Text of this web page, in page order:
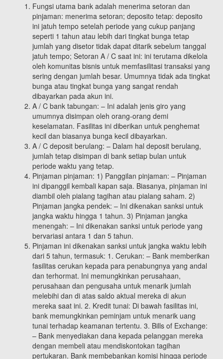
Fungsi utama bank adalah menerima setoran dan
pinjaman: menerima setoran; deposito tetap: deposito
ini jatuh tempo setelah periode yang cukup panjang
seperti 1 tahun atau lebih dari tingkat bunga tetap
jumlah yang disetor tidak dapat ditarik sebelum tanggal
jatuh tempo; Setoran A / C saat ini: ini terutama dikelola
oleh komunitas bisnis untuk memfasilitasi transaksi yang
sering dengan jumlah besar. Umumnya tidak ada tingkat
bunga atau tingkat bunga yang sangat rendah
dibayarkan pada akun ini.
A / C bank tabungan: – Ini adalah jenis giro yang
umumnya disimpan oleh orang-orang demi
keselamatan. Fasilitas ini diberikan untuk penghemat
kecil dan biasanya bunga kecil dibayarkan.
A / C deposit berulang: – Dalam hal deposit berulang,
jumlah tetap disimpan di bank setiap bulan untuk
periode waktu yang tetap.
Pinjaman pinjaman: 1) Panggilan pinjaman: – Pinjaman
ini dipanggil kembali kapan saja. Biasanya, pinjaman ini
diambil oleh pialang tagihan atau pialang saham. 2)
Pinjaman jangka pendek: – Ini dikenakan sanksi untuk
jangka waktu hingga 1 tahun. 3) Pinjaman jangka
menengah: – Ini dikenakan sanksi untuk periode yang
bervariasi antara 1 dan 5 tahun.
Pinjaman ini dikenakan sanksi untuk jangka waktu lebih
dari 5 tahun, termasuk: 1. Cerukan: – Bank memberikan
fasilitas cerukan kepada para penabungnya yang andal
dan terhormat. Ini memungkinkan perusahaan,
perusahaan dan pengusaha untuk menarik jumlah
melebihi dan di atas saldo aktual mereka di akun
mereka saat ini. 2. Kredit tunai: Di bawah fasilitas ini,
bank memungkinkan peminjam untuk menarik uang
tunai terhadap keamanan tertentu. 3. Bills of Exchange:
– Bank menyediakan dana kepada pelanggan mereka
dengan membeli atau mendiskontokan tagihan
pertukaran. Bank membebankan komisi hingga periode